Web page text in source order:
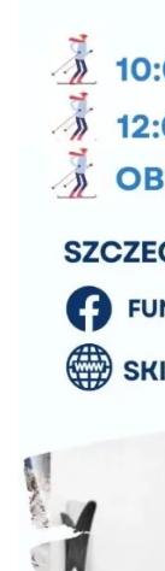
Piłkarski
Pójcie
Istebna
4.11 km